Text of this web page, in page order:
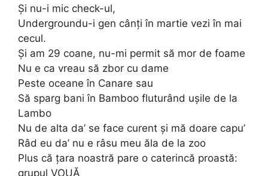
Și nu-i mic check-ul,
Undergroundu-i gen cânți în martie vezi în mai
cecul.
Și am 29 coane, nu-mi permit să mor de foame
Nu e ca vreau să zbor cu dame
Peste oceane în Canare sau
Să sparg bani în Bamboo fluturând ușile de la
Lambo
Nu de alta da’ se face curent și mă doare capu’
Râd eu da’ nu e râsu meu ăla de la zoo
Plus că țara noastră pare o caterincă proastă:
grupul VOUĂ